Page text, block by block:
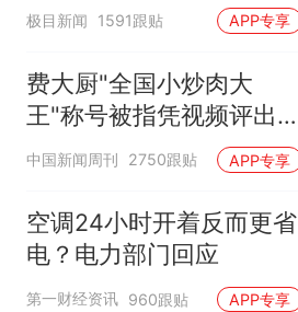
极目新闻 1591跟贴 APP专享
费大厨"全国小炒肉大
王"称号被指凭视频评出
官方回应
中国新闻周刊 2750跟贴 APP专享
空调24小时开着反而更省
电？电力部门回应
第一财经资讯 960跟贴 APP专享